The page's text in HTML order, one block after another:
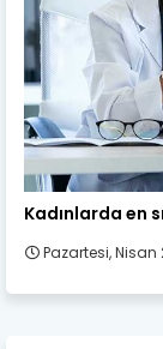
Kadın Sağlığı
Kadınlarda en
Pazartesi, Nisan